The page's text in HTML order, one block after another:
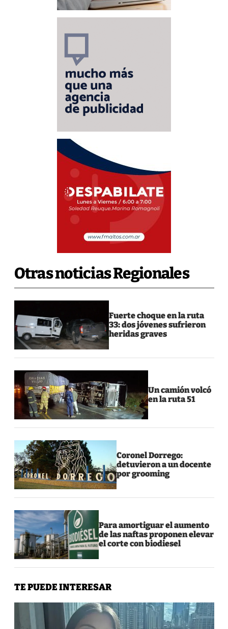
Otras noticias Regionales
Fuerte choque en la ruta
33: dos jóvenes sufrieron
heridas graves
Un camión volcó
en la ruta 51
Coronel Dorrego:
detuvieron a un docente
por grooming
Para amortiguar el aumento
de las naftas proponen elevar
el corte con biodiesel
TE PUEDE INTERESAR